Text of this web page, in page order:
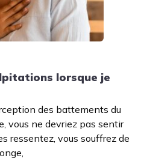
lorsque je
des battements du
vous ne devriez pas sentir
ressentez, vous souffrez de